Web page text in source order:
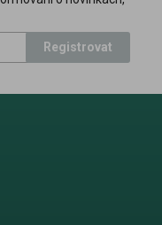
Registrovat